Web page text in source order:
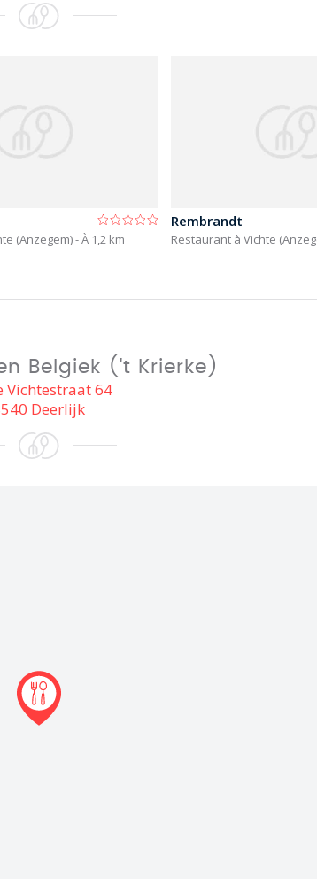
(Anzegem)- À 1,2 km
Rembrandt
Restaurant à Vichte
Belgiek ('t Krierke)
Vichtestraat 64
Deerlijk